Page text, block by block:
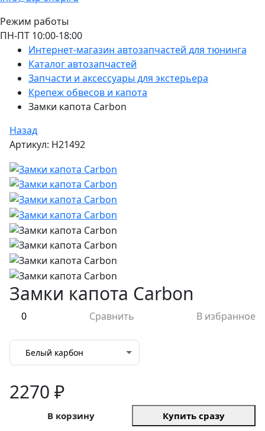
Режим работы
ПН-ПТ 10:00-18:00
Интернет-магазин автозапчастей для тюнинга
Каталог автозапчастей
Запчасти и аксессуары для экстерьера
Крепеж обвесов и капота
Замки капота Сarbon
Назад
Артикул: H21492
Замки капота Сarbon
0 Сравнить В избранное
Белый карбон
2270 ₽
В корзину Купить сразу